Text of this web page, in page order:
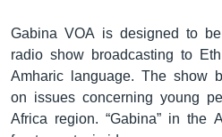
Gabina VOA is designed to
radio show broadcasting to
Amharic language. The show
on issues concerning young
Africa region. “Gabina” in the